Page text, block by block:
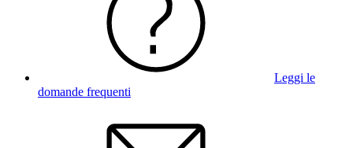
Leggi le
domande frequenti